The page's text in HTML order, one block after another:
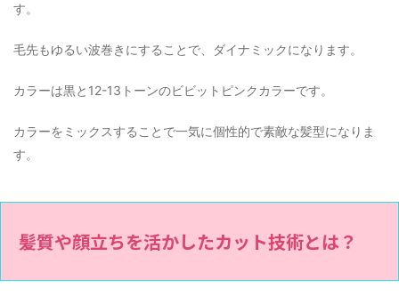
す。
毛先もゆるい波巻きにすることで、ダイナミックになります。
カラーは黒と12-13トーンのビビットピンクカラーです。
カラーをミックスすることで一気に個性的で素敵な髪型になりま
す。
髪質や顔立ちを活かしたカット技術とは？